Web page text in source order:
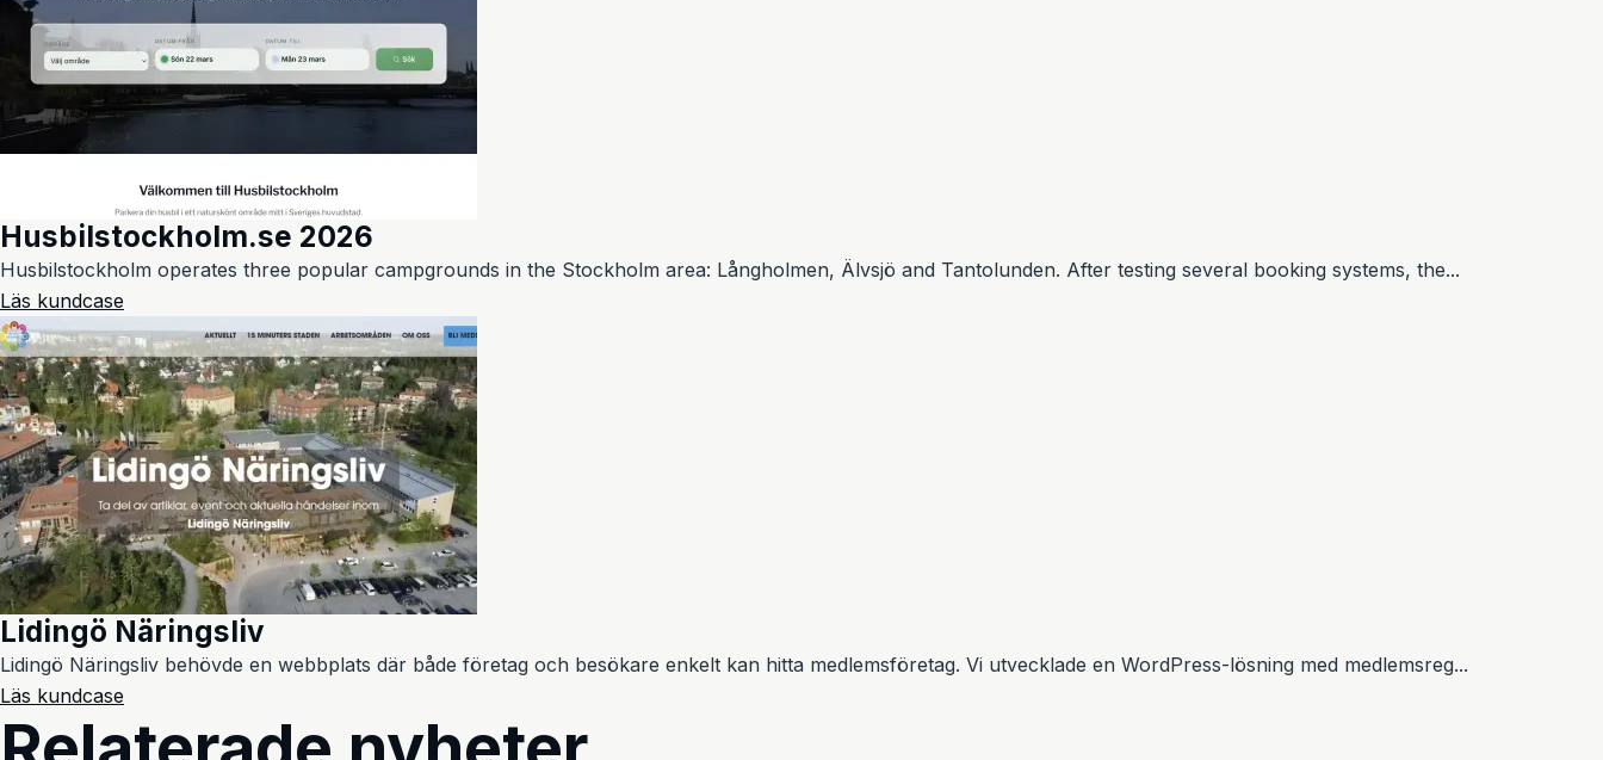
Husbilstockholm.se 2026
Husbilstockholm operates three popular campgrounds in the Stockholm area: Långholmen, Älvsjö and Tantolunden. After testing several booking systems, the...
Läs kundcase
Lidingö Näringsliv
Lidingö Näringsliv behövde en webbplats där både företag och besökare enkelt kan hitta medlemsföretag. Vi utvecklade en WordPress-lösning med medlemsreg...
Läs kundcase